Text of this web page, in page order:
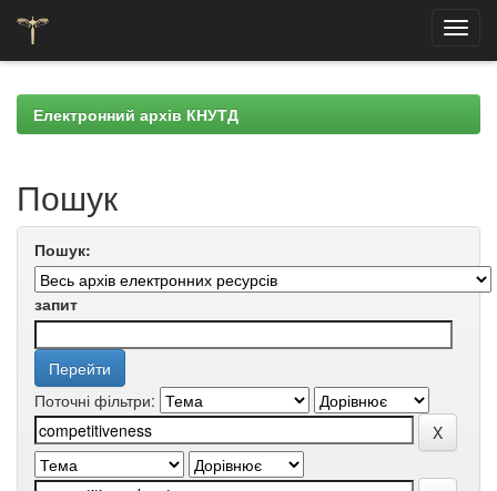
navigationЕлектронний архів КНУТД
Пошук
Пошук:
запит
Поточні фільтри: